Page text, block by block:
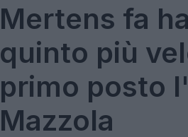
Mertens fa
quinto più
primo posto
Mazzola